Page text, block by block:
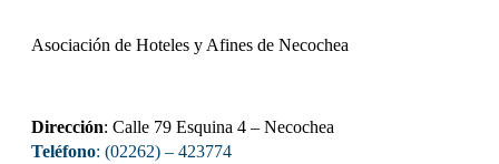
Asociación de Hoteles y Afines de Necochea
Dirección: Calle 79 Esquina 4 – Necochea
Teléfono: (02262) – 423774